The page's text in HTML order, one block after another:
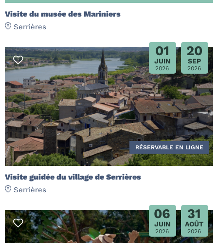
Visite du musée des Mariniers
Serrières
01
JUIN
2026
20
SEP
2026
Visite guidée du village de Serrières
Serrières
RÉSERVABLE EN LIGNE
06
JUIN
2026
31
AOÛT
2026